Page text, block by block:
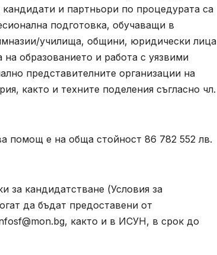
и партньори по процедурата са
подготовка, обучаващи в
училища, общини, юридически лица
образованието и работа с уязвими
представителните организации на
както и техните поделения съгласно чл.
помощ е на обща стойност 86 782 552 лв.
за кандидатстване (Условия за
да бъдат предоставени от
, както и в ИСУН, в срок до